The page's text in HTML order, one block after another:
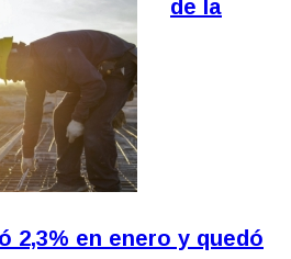
de la
2,3% en enero y quedó